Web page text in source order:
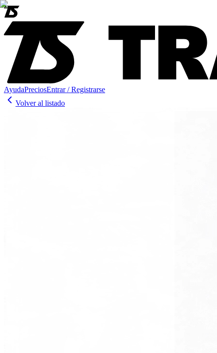
AyudaPreciosEntrar / Registrarse
Volver al listado